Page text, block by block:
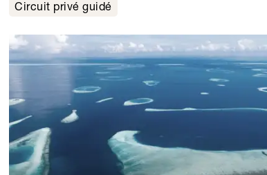
Circuit privé guidé